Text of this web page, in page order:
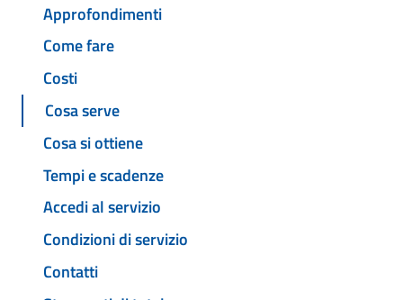
Approfondimenti
Come fare
Costi
Cosa serve
Cosa si ottiene
Tempi e scadenze
Accedi al servizio
Condizioni di servizio
Contatti